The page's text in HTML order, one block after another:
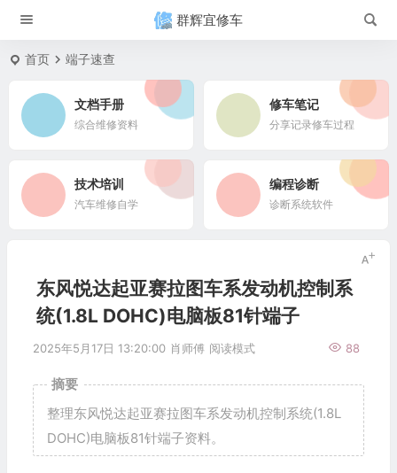
群辉宜修车
首页 端子速查
文档手册
综合维修资料
修车笔记
分享记录修车过程
技术培训
汽车维修自学
编程诊断
诊断系统软件
东风悦达起亚赛拉图车系发动机控制系
统(1.8L DOHC)电脑板81针端子
2025年5月17日 13:20:00 肖师傅 88
阅读模式
摘要
整理东风悦达起亚赛拉图车系发动机控制系统(1.8L
DOHC)电脑板81针端子资料。